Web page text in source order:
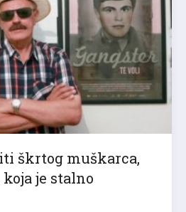
škrtog muškarca,
je stalno